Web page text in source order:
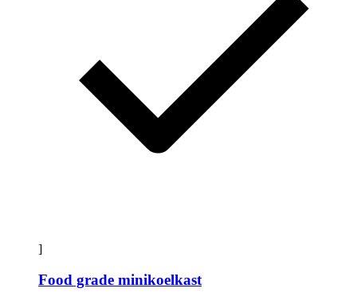
]
Food grade minikoelkast